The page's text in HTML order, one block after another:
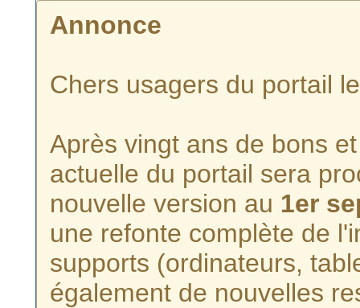
Annonce
Chers usagers du portail
Après vingt ans de bons
actuelle du portail sera
nouvelle version au 1er
une refonte complète de
supports (ordinateurs,
également de nouvelles